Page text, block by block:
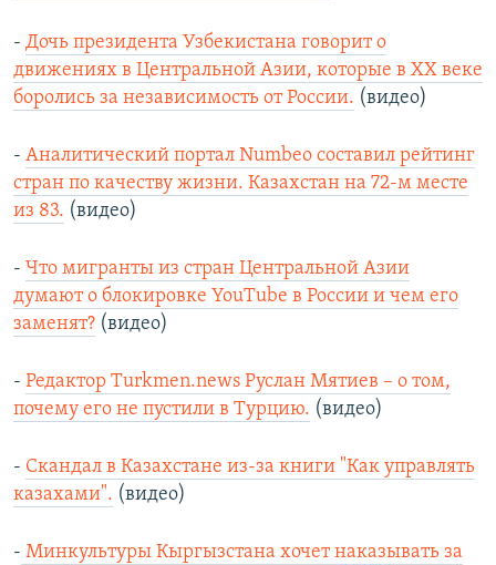
- Дочь президента Узбекистана говорит о
движениях в Центральной Азии, которые в ХХ веке
боролись за независимость от России. (видео)
- Аналитический портал Numbeo составил рейтинг
стран по качеству жизни. Казахстан на 72-м месте
из 83. (видео)
- Что мигранты из стран Центральной Азии
думают о блокировке YouTube в России и чем его
заменят? (видео)
- Редактор Тurkmen.news Руслан Мятиев – о том,
почему его не пустили в Турцию. (видео)
- Скандал в Казахстане из-за книги "Как управлять
казахами". (видео)
- Минкультуры Кыргызстана хочет наказывать за